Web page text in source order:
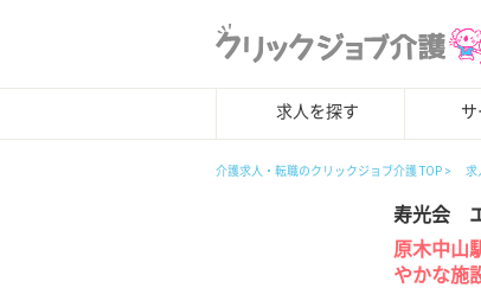
求人を探す
介護求人・転職のクリックジョブ介護 TOP 求
寿光会
原木中山
やかな施